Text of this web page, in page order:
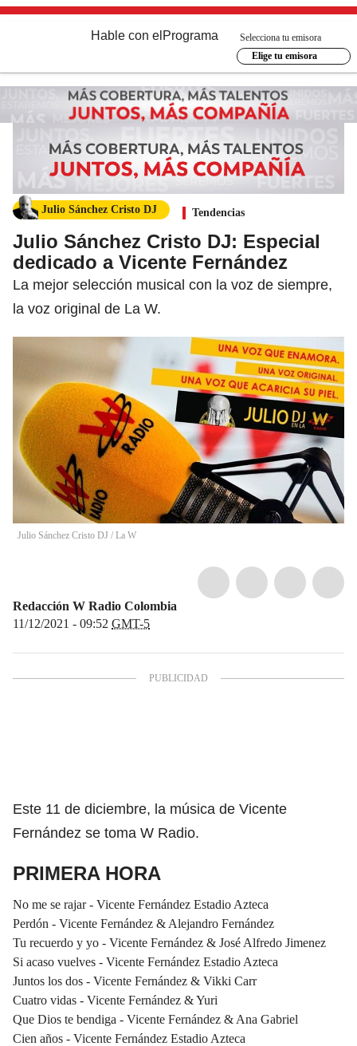
Hable con el Programa
Selecciona tu emisora
Elige tu emisora
Julio Sánchez Cristo DJ Tendencias
Julio Sánchez Cristo DJ: Especial
dedicado a Vicente Fernández
La mejor selección musical con la voz de siempre,
la voz original de La W.
Julio Sánchez Cristo DJ / La W
Redacción W Radio Colombia
11/12/2021 - 09:52 GMT-5
Este 11 de diciembre, la música de Vicente
Fernández se toma W Radio.
PRIMERA HORA
No me se rajar - Vicente Fernández Estadio Azteca
Perdón - Vicente Fernández & Alejandro Fernández
Tu recuerdo y yo - Vicente Fernández & José Alfredo Jimenez
Si acaso vuelves - Vicente Fernández Estadio Azteca
Juntos los dos - Vicente Fernández & Vikki Carr
Cuatro vidas - Vicente Fernández & Yuri
Que Dios te bendiga - Vicente Fernández & Ana Gabriel
Cien años - Vicente Fernández Estadio Azteca